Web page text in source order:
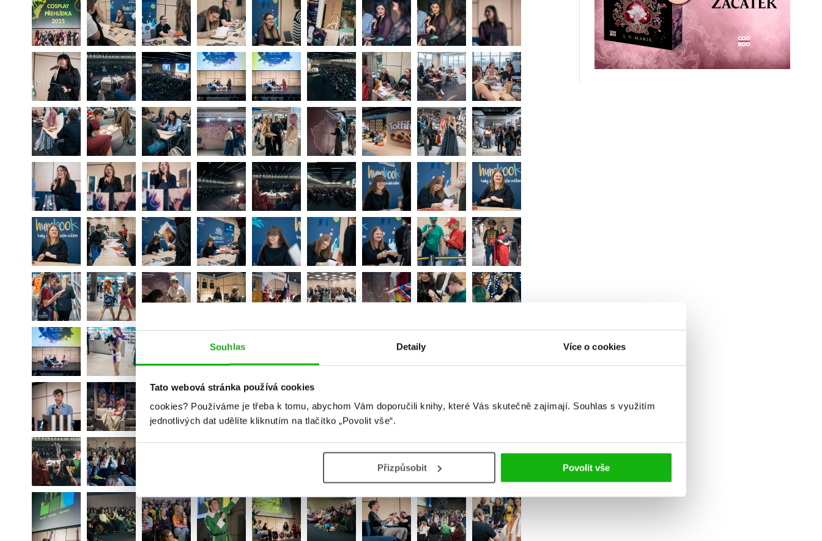
Souhlas Detaily Více o cookies
Tato webová stránka používá cookies
cookies? Používáme je třeba k tomu, abychom Vám doporučili knihy, které Vás skutečně zajímají. Souhlas s využitím
jednotlivých dat udělíte kliknutím na tlačítko „Povolit vše“.
Přizpůsobit Povolit vše